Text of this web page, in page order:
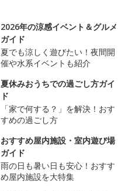
2026年の涼感イベント＆グルメ
ガイド
夏でも涼しく遊びたい！夜間開
催や水系イベントも紹介
夏休みおうちでの過ごし方ガイ
ド
「家で何する？」を解決！おす
すめの過ごし方
おすすめ屋内施設・室内遊び場
ガイド
雨の日も暑い日も安心！おすす
め屋内施設を大特集